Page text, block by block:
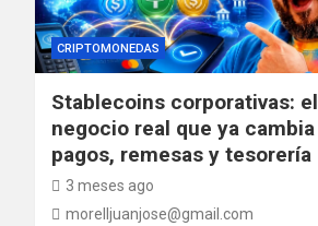
CRIPTOMONEDAS
Stablecoins corporativas: el
negocio real que ya cambia
pagos, remesas y tesorería
3 meses ago
morelljuanjose@gmail.com